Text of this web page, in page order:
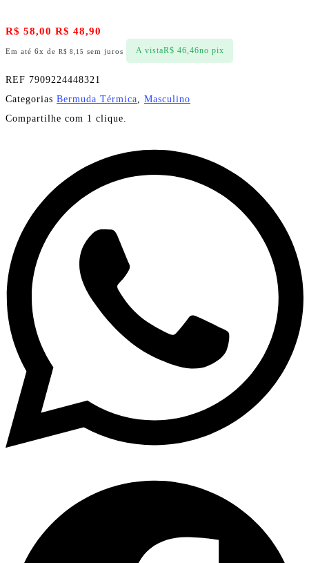
R$ 58,00 R$ 48,90
Em até 6x de R$ 8,15 sem juros A vistaR$ 46,46no pix
REF 7909224448321
Categorias Bermuda Térmica
Masculino
Compartilhe com 1 clique.